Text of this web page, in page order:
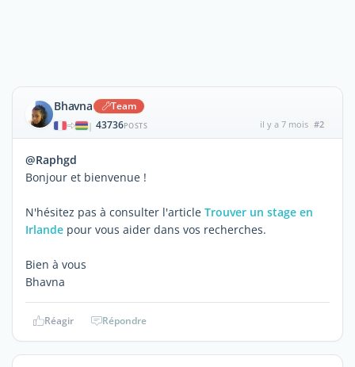
Bhavna Team
| 43736POSTS il y a 7 mois #2
@Raphgd
Bonjour et bienvenue !
N'hésitez pas à consulter l'article Trouver un stage en
Irlande pour vous aider dans vos recherches.
Bien à vous
Bhavna
Réagir Répondre